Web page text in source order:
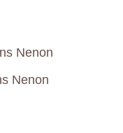
Nenon
Nenon